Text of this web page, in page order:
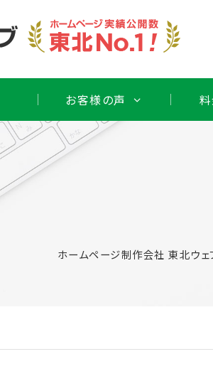
お客様の声
ホームページ制作会社 東北ウェ